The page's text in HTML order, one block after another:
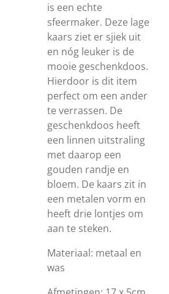
is een echte
sfeermaker. Deze lage
kaars ziet er sjiek uit
en nóg leuker is de
mooie geschenkdoos.
Hierdoor is dit item
perfect om een ander
te verrassen. De
geschenkdoos heeft
een linnen uitstraling
met daarop een
gouden randje en
bloem. De kaars zit in
een metalen vorm en
heeft drie lontjes om
aan te steken.
Materiaal: metaal en
was